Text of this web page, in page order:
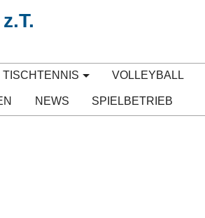
TISCHTENNIS VOLLEYBALL
NEWS SPIELBETRIEB